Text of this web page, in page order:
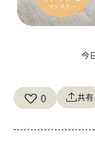
今
0 共有